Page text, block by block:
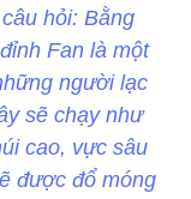
hỏi: Bằng
Fan là một
người lạc
sẽ chạy như
cao, vực sâu
được đổ móng